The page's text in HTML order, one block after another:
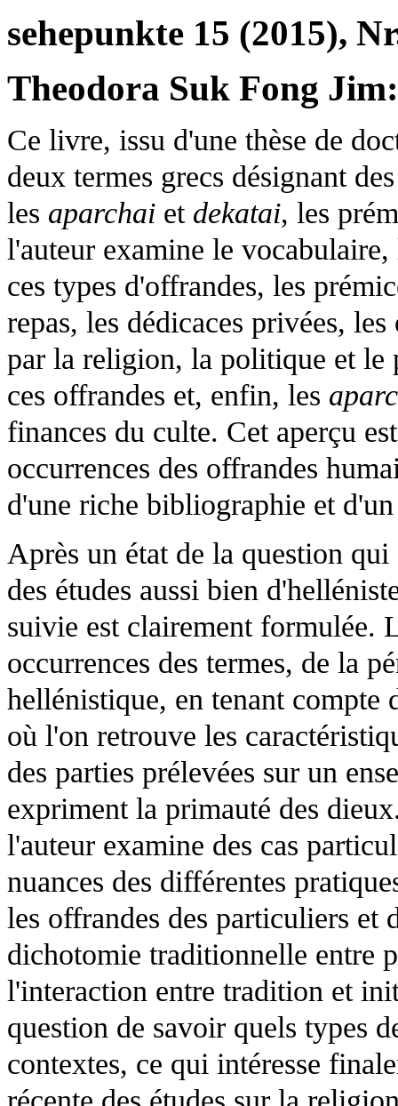
sehepunkte 15 (2015),
Theodora Suk Fong
Ce livre, issu d'une thèse de
deux termes grecs désignant
les aparchai et dekatai, les
l'auteur examine le
ces types d'offrandes, les
repas, les dédicaces privées,
par la religion, la politique et le
ces offrandes et, enfin, les
finances du culte. Cet aperçu
occurrences des offrandes
d'une riche bibliographie et
Après un état de la question
des études aussi bien
suivie est clairement formulée.
occurrences des termes, de la
hellénistique, en tenant compte
où l'on retrouve les
des parties prélevées sur un
expriment la primauté des
l'auteur examine des cas
nuances des différentes
les offrandes des particuliers et
dichotomie traditionnelle entre
l'interaction entre tradition et
question de savoir quels types
contextes, ce qui intéresse